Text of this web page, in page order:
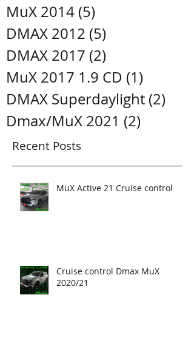
MuX 2014 (5)
DMAX 2012 (5)
DMAX 2017 (2)
MuX 2017 1.9 CD (1)
DMAX Superdaylight (2)
Dmax/MuX 2021 (2)
Recent Posts
MuX Active 21 Cruise control
Cruise control Dmax MuX
2020/21